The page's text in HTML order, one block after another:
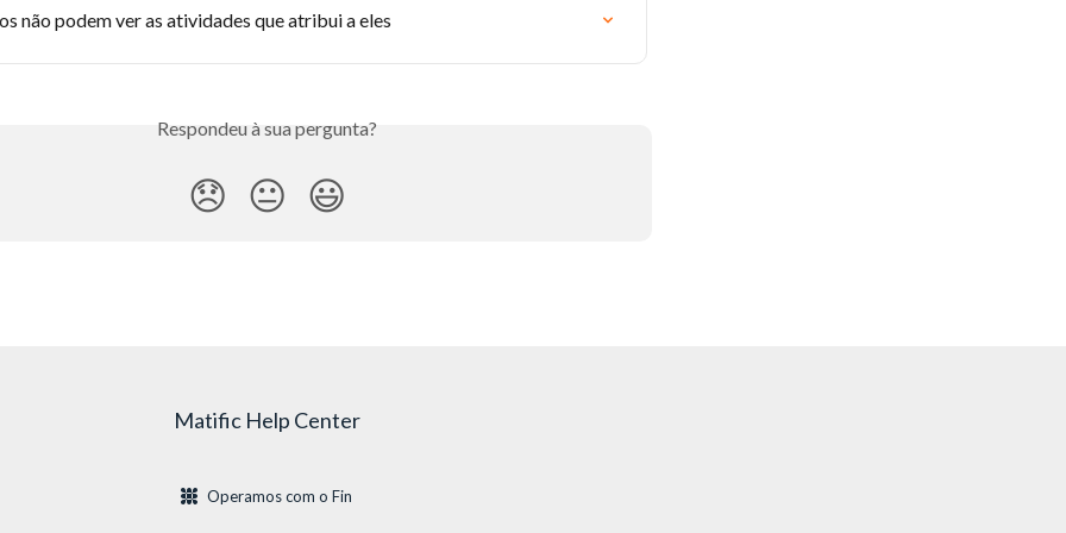
não podem ver as atividades que atribui a eles
Respondeu à sua pergunta?
😞 😐 😃
Matific Help Center
Operamos com o Fin